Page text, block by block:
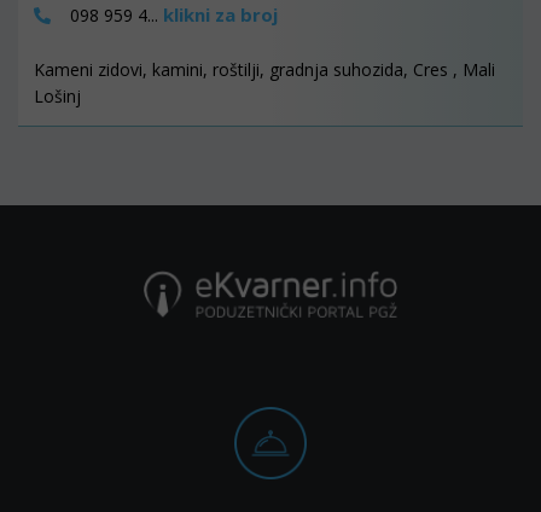
098 959 4... klikni za broj
Kameni zidovi, kamini, roštilji, gradnja suhozida, Cres , Mali
Lošinj